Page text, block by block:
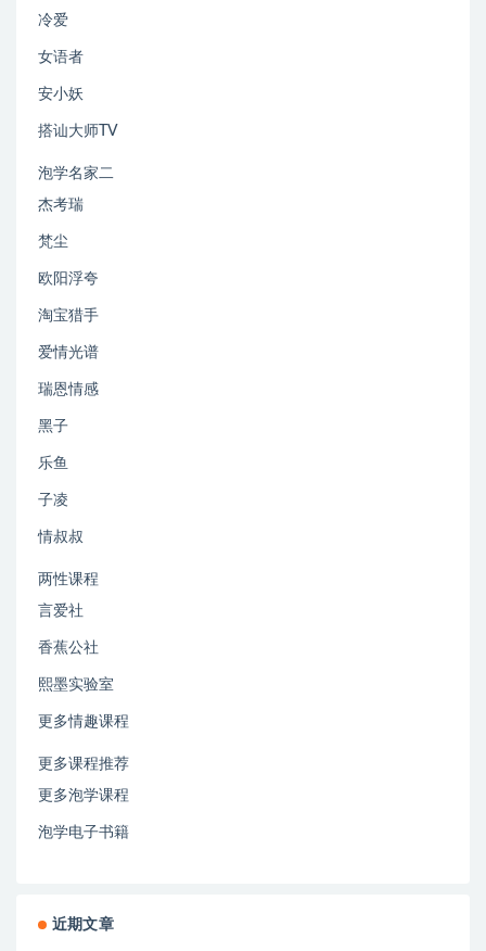
冷爱
女语者
安小妖
搭讪大师TV
泡学名家二
杰考瑞
梵尘
欧阳浮夸
淘宝猎手
爱情光谱
瑞恩情感
黑子
乐鱼
子凌
情叔叔
两性课程
言爱社
香蕉公社
熙墨实验室
更多情趣课程
更多课程推荐
更多泡学课程
泡学电子书籍
近期文章